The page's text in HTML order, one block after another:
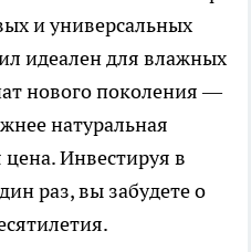
и универсальных
идеален для влажных
нового поколения —
натуральная
цена. Инвестируя в
раз, вы забудете о